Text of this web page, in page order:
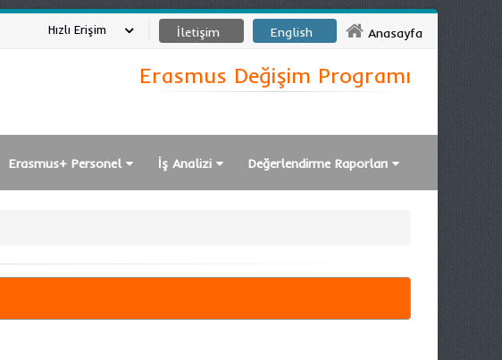
Anasayfa
English
İletişim
Hızlı Erişim
Erasmus Değişim Programı
Erasmus+ Personel İş Analizi Değerlendirme Raporları